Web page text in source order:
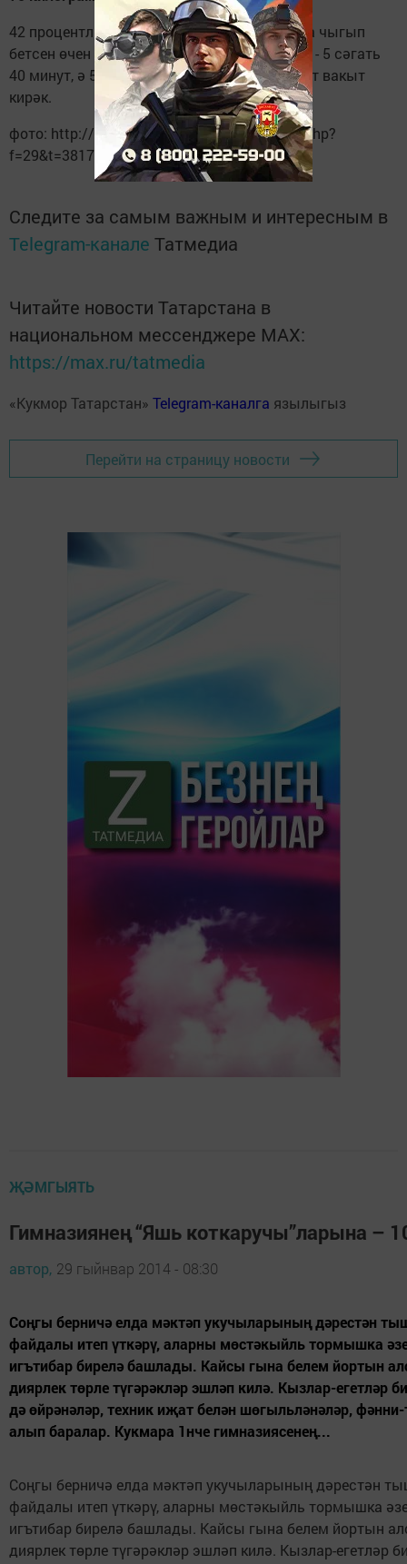
42 процентлы 100 грамм коньяк тулысынча чыгып
бетсен өчен 5 сәгать 13 минут, 300 граммга - 5 сәгать
40 минут, ә 500 граммга - 26 сәгать 95 минут вакыт
кирәк.
фото: http://russhanson.ru/forum/viewtopic.php?
f=29&t=38177
Следите за самым важным и интересным в
Telegram-канале Татмедиа
Читайте новости Татарстана в
национальном мессенджере MАХ:
https://max.ru/tatmedia
«Кукмор Татарстан» Telegram-каналга язылыгыз
Перейти на страницу новости
ҖӘМГЫЯТЬ
Гимназиянең “Яшь коткаручы”ларына –
автор, 29 гыйнвар 2014 - 08:30
Соңгы берничә елда мәктәп укучыларының дәрестән
файдалы итеп үткәрү, аларны мөстәкыйль тормышка
игътибар бирелә башлады. Кайсы гына белем йортын
диярлек төрле түгәрәкләр эшләп килә. Кызлар-егетләр
дә өйрәнәләр, техник иҗат белән шөгыльләнәләр,
алып баралар. Кукмара 1нче гимназиясенең...
Соңгы берничә елда мәктәп укучыларының дәрестән
файдалы итеп үткәрү, аларны мөстәкыйль тормышка
игътибар бирелә башлады. Кайсы гына белем йортын
диярлек төрле түгәрәкләр эшләп килә. Кызлар-егетләр